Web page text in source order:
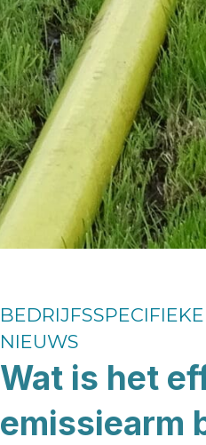
NIEUWS
Wat is het
emissiearm